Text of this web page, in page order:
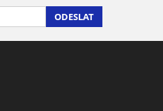
ODESLAT